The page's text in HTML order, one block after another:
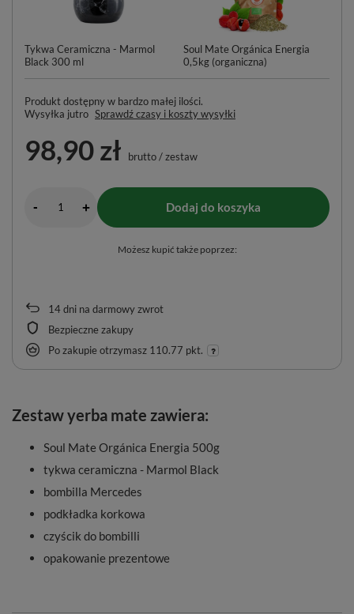
Tykwa Ceramiczna - Marmol
Black 300 ml
Soul Mate Orgánica Energia
0,5kg (organiczna)
14dni na darmowy zwrot
Bezpieczne zakupy
Po zakupie otrzymasz 110.77 pkt.
Produkt dostępny w bardzo małej ilości
Wysyłka jutro Sprawdź czasy i koszty wysyłki
98,90 zł brutto/zestaw
- + Dodaj do koszyka
Możesz kupić także poprzez:
Zestaw yerba mate zawiera:
Soul Mate Orgánica Energia 500g
tykwa ceramiczna - Marmol Black
bombilla Mercedes
podkładka korkowa
czyścik do bombilli
opakowanie prezentowe